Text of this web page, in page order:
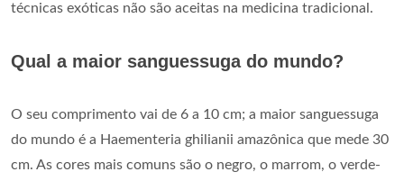
técnicas exóticas não são aceitas na medicina tradicional.
Qual a maior sanguessuga do mundo?
O seu comprimento vai de 6 a 10 cm; a maior sanguessuga
do mundo é a Haementeria ghilianii amazônica que mede 30
cm. As cores mais comuns são o negro, o marrom, o verde-